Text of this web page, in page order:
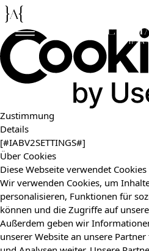
Zustimmung
Details
[#IABV2SETTINGS#]
Über Cookies
Diese Webseite verwendet Cookies
Wir verwenden Cookies, um
personalisieren, Funktionen für
können und die Zugriffe auf
Außerdem geben wir
unserer Website an unsere